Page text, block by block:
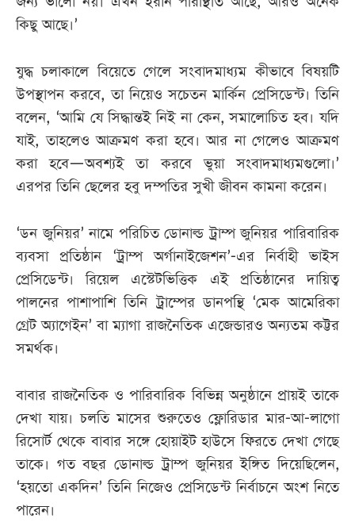
কিছু আছে।’
যুদ্ধ চলাকালে বিয়েতে গেলে সংবাদমাধ্যম কীভাবে বিষয়টি
উপস্থাপন করবে, তা নিয়েও সচেতন মার্কিন প্রেসিডেন্ট। তিনি
বলেন, ‘আমি যে সিদ্ধান্তই নিই না কেন, সমালোচিত হব। যদি
যাই, তাহলেও আক্রমণ করা হবে। আর না গেলেও আক্রমণ
করা হবে—অবশ্যই তা করবে ভুয়া সংবাদমাধ্যমগুলো।’
এরপর তিনি ছেলের হবু দম্পতির সুখী জীবন কামনা করেন।
‘ডন জুনিয়র’ নামে পরিচিত ডোনাল্ড ট্রাম্প জুনিয়র পারিবারিক
ব্যবসা প্রতিষ্ঠান ‘ট্রাম্প অর্গানাইজেশন’-এর নির্বাহী ভাইস
প্রেসিডেন্ট। রিয়েল এস্টেটভিত্তিক এই প্রতিষ্ঠানের দায়িত্ব
পালনের পাশাপাশি তিনি ট্রাম্পের ডানপন্থি ‘মেক আমেরিকা
গ্রেট অ্যাগেইন’ বা ম্যাগা রাজনৈতিক এজেন্ডারও অন্যতম কট্টর
সমর্থক।
বাবার রাজনৈতিক ও পারিবারিক বিভিন্ন অনুষ্ঠানে প্রায়ই তাকে
দেখা যায়। চলতি মাসের শুরুতেও ফ্লোরিডার মার-আ-লাগো
রিসোর্ট থেকে বাবার সঙ্গে হোয়াইট হাউসে ফিরতে দেখা গেছে
তাকে। গত বছর ডোনাল্ড ট্রাম্প জুনিয়র ইঙ্গিত দিয়েছিলেন,
‘হয়তো একদিন’ তিনি নিজেও প্রেসিডেন্ট নির্বাচনে অংশ নিতে
পারেন।